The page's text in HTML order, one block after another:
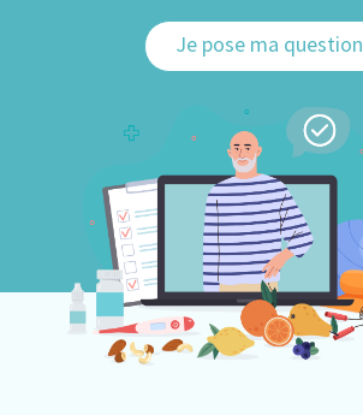
Je pose ma question